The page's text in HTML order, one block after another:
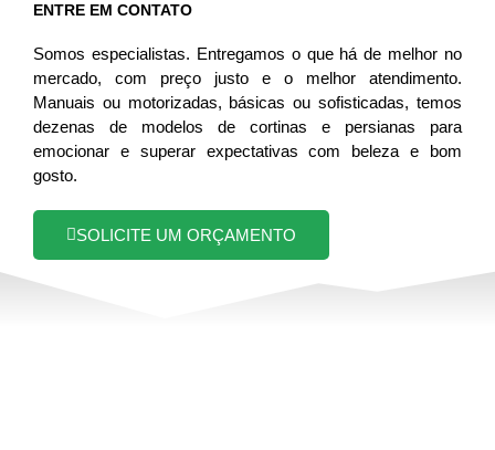
ENTRE EM CONTATO
Somos especialistas. Entregamos o que há de melhor no
mercado, com preço justo e o melhor atendimento.
Manuais ou motorizadas, básicas ou sofisticadas, temos
dezenas de modelos de cortinas e persianas para
emocionar e superar expectativas com beleza e bom
gosto.
SOLICITE UM ORÇAMENTO